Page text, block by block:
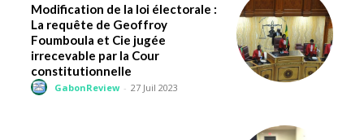
Modification de la loi électorale :
La requête de Geoffroy
Foumboula et Cie jugée
irrecevable par la Cour
constitutionnelle
GabonReview - 27 Juil 2023